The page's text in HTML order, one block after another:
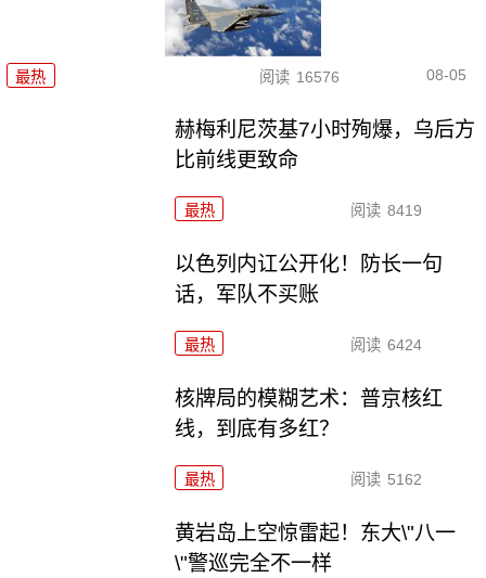
最热 阅读 16576 08-05
赫梅利尼茨基7小时殉爆，乌后方
比前线更致命
最热 阅读 8419
以色列内讧公开化！防长一句
话，军队不买账
最热 阅读 6424
核牌局的模糊艺术：普京核红
线，到底有多红？
最热 阅读 5162
黄岩岛上空惊雷起！东大\"八一
\"警巡完全不一样